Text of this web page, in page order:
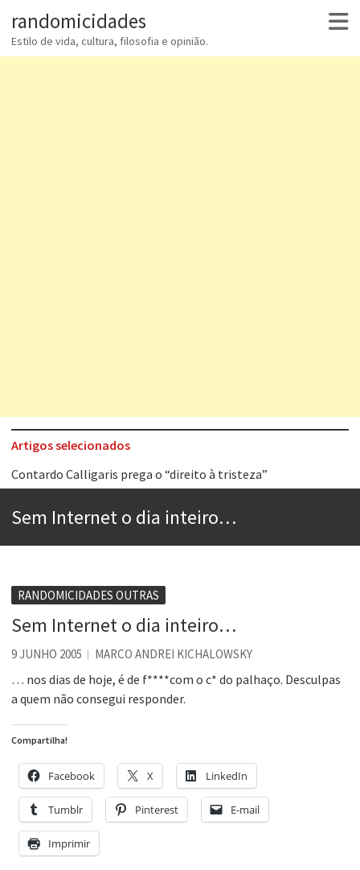
randomicidades
Estilo de vida, cultura, filosofia e opinião.
Artigos selecionados
Contardo Calligaris prega o “direito à tristeza”
Se queres salvar o mundo, o veganismo não é a resposta
Tem que filmar isso daí
A construção da urbanidade
Aprender a fracassar é o segredo do sucesso
Sem Internet o dia inteiro…
RANDOMICIDADES OUTRAS
Sem Internet o dia inteiro…
9 JUNHO 2005 MARCO ANDREI KICHALOWSKY
… nos dias de hoje, é de f****com o c* do palhaço. Desculpas
a quem não consegui responder.
Compartilha!
Facebook X LinkedIn
Tumblr Pinterest E-mail
Imprimir